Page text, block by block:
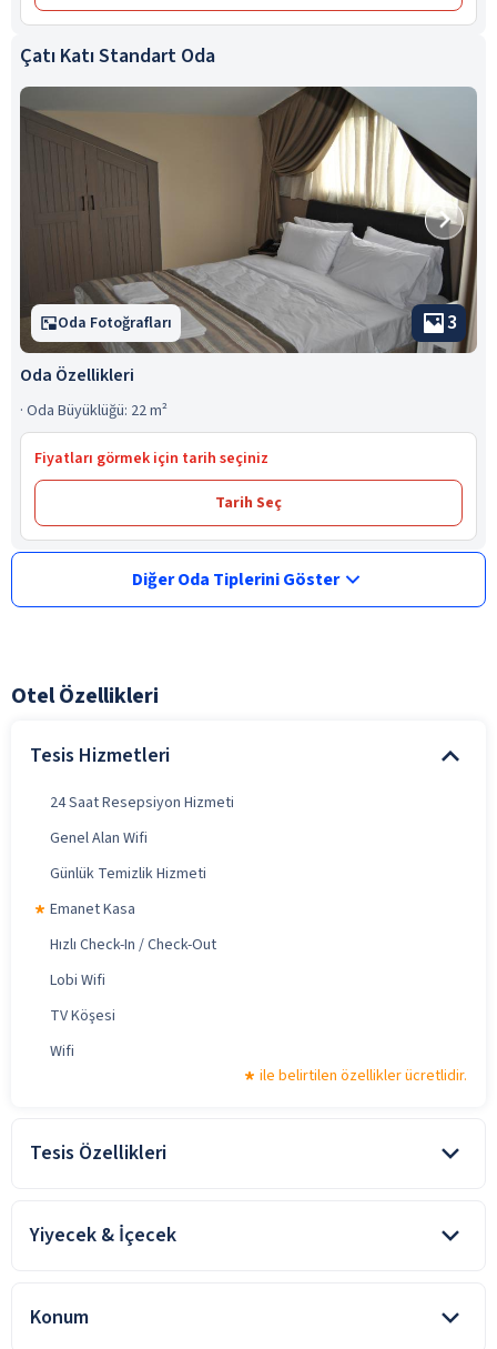
Çatı Katı Standart Oda
Oda Fotoğrafları 3
Oda Özellikleri
· Oda Büyüklüğü: 22 m²
Fiyatları görmek için tarih seçiniz
Tarih Seç
Diğer Oda Tiplerini Göster
Otel Özellikleri
Tesis Hizmetleri
24 Saat Resepsiyon Hizmeti
Genel Alan Wifi
Günlük Temizlik Hizmeti
Emanet Kasa
Hızlı Check-In / Check-Out
Lobi Wifi
TV Köşesi
Wifi
ile belirtilen özellikler ücretlidir.
Tesis Özellikleri
Aile Dostu
Yiyecek & İçecek
Konum